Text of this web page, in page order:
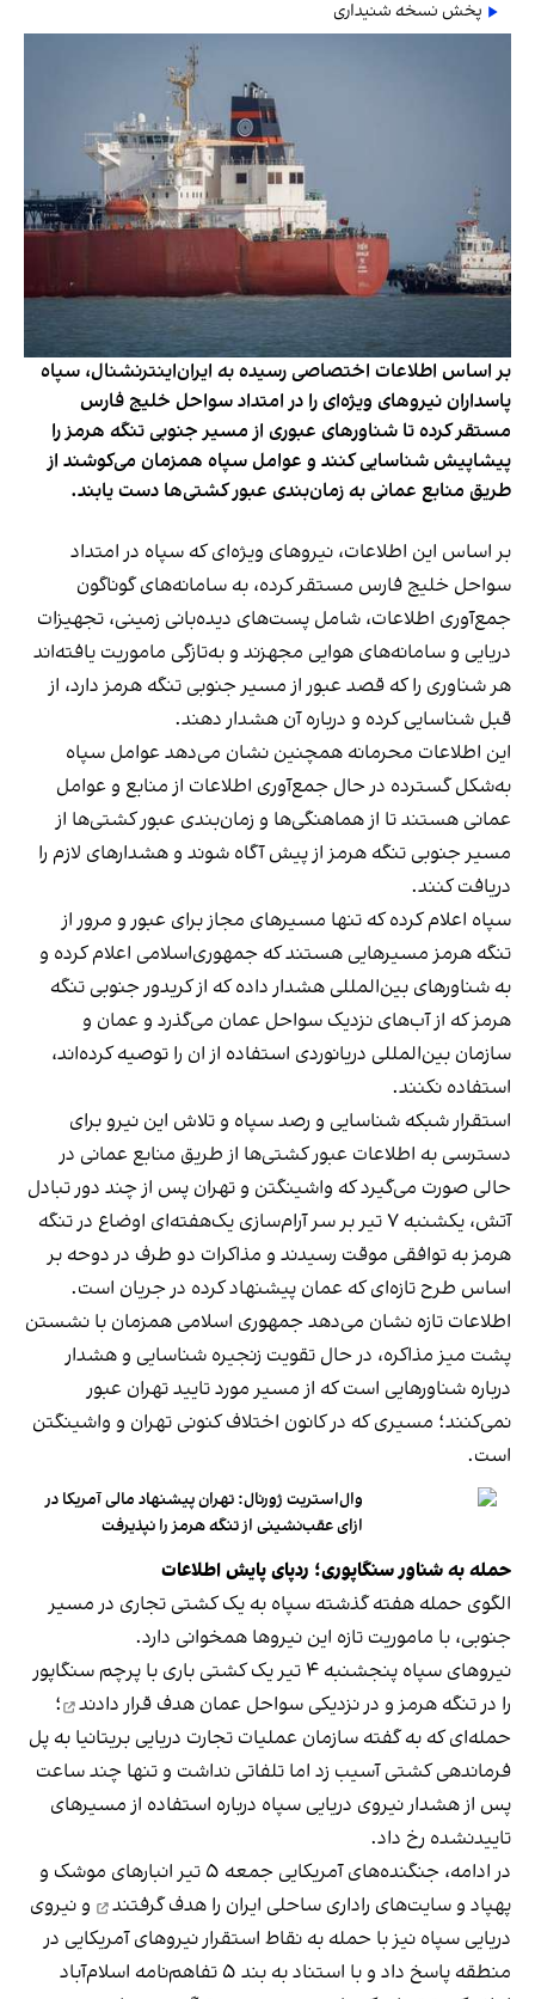
پخش نسخه شنیداری
بر اساس اطلاعات اختصاصی رسیده به ایران‌اینترنشنال، سپاه
پاسداران نیروهای ویژه‌ای را در امتداد سواحل خلیج فارس
مستقر کرده تا شناورهای عبوری از مسیر جنوبی تنگه هرمز را
پیشاپیش شناسایی کنند و عوامل سپاه همزمان می‌کوشند از
طریق منابع عمانی به زمان‌بندی عبور کشتی‌ها دست یابند.
بر اساس این اطلاعات، نیروهای ویژه‌ای که سپاه در امتداد
سواحل خلیج فارس مستقر کرده، به سامانه‌های گوناگون
جمع‌آوری اطلاعات، شامل پست‌های دیده‌بانی زمینی، تجهیزات
دریایی و سامانه‌های هوایی مجهزند و به‌تازگی ماموریت یافته‌اند
هر شناوری را که قصد عبور از مسیر جنوبی تنگه هرمز دارد، از
قبل شناسایی کرده و درباره آن هشدار دهند.
این اطلاعات محرمانه همچنین نشان می‌دهد عوامل سپاه
به‌شکل گسترده در حال جمع‌آوری اطلاعات از منابع و عوامل
عمانی هستند تا از هماهنگی‌ها و زمان‌بندی عبور کشتی‌ها از
مسیر جنوبی تنگه هرمز از پیش آگاه شوند و هشدارهای لازم را
دریافت کنند.
سپاه اعلام کرده که تنها مسیرهای مجاز برای عبور و مرور از
تنگه هرمز مسیرهایی هستند که جمهوری‌اسلامی اعلام کرده و
به شناورهای بین‌المللی هشدار داده که از کریدور جنوبی تنگه
هرمز که از آب‌های نزدیک سواحل عمان می‌گذرد و عمان و
سازمان بین‌المللی دریانوردی استفاده از ان را توصیه کرده‌اند،
استفاده نکنند.
استقرار شبکه شناسایی و رصد سپاه و تلاش این نیرو برای
دسترسی به اطلاعات عبور کشتی‌ها از طریق منابع عمانی در
حالی صورت می‌گیرد که واشینگتن و تهران پس از چند دور تبادل
آتش، یکشنبه ۷ تیر بر سر آرام‌سازی یک‌هفته‌ای اوضاع در تنگه
هرمز به توافقی موقت رسیدند و مذاکرات دو طرف در دوحه بر
اساس طرح تازه‌ای که عمان پیشنهاد کرده در جریان است.
اطلاعات تازه نشان می‌دهد جمهوری اسلامی همزمان با نشستن
پشت میز مذاکره، در حال تقویت زنجیره شناسایی و هشدار
درباره شناورهایی است که از مسیر مورد تایید تهران عبور
نمی‌کنند؛ مسیری که در کانون اختلاف کنونی تهران و واشینگتن
است.
وال‌استریت ژورنال: تهران پیشنهاد مالی آمریکا در
ازای عقب‌نشینی از تنگه هرمز را نپذیرفت
حمله به شناور سنگاپوری؛ ردپای پایش اطلاعات
الگوی حمله هفته گذشته سپاه به یک کشتی تجاری در مسیر
جنوبی، با ماموریت تازه این نیروها همخوانی دارد.
نیروهای سپاه پنجشنبه ۴ تیر یک کشتی باری با پرچم سنگاپور
را در تنگه هرمز و در نزدیکی سواحل عمان هدف قرار دادند
؛
حمله‌ای که به گفته سازمان عملیات تجارت دریایی بریتانیا به پل
فرماندهی کشتی آسیب زد اما تلفاتی نداشت و تنها چند ساعت
پس از هشدار نیروی دریایی سپاه درباره استفاده از مسیرهای
تاییدنشده رخ داد.
در ادامه، جنگنده‌های آمریکایی جمعه ۵ تیر انبارهای موشک و
پهپاد و سایت‌های راداری ساحلی ایران را هدف گرفتند
و نیروی
دریایی سپاه نیز با حمله به نقاط استقرار نیروهای آمریکایی در
منطقه پاسخ داد و با استناد به بند ۵ تفاهم‌نامه اسلام‌آباد